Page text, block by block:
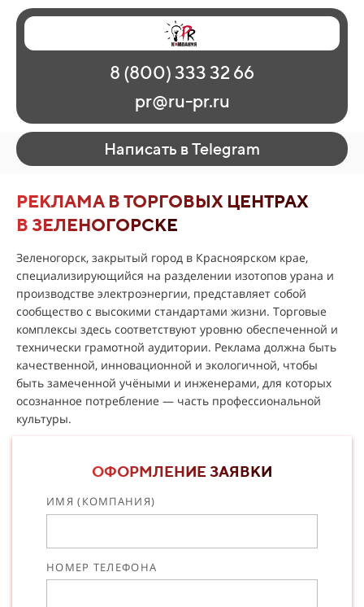
Главная
Наши работы
О рекламе
Регионы
Контакты
8 (800) 333 32 66
pr@ru-pr.ru
Написать в Telegram
РЕКЛАМА В ТОРГОВЫХ ЦЕНТРАХ
В ЗЕЛЕНОГОРСКЕ
Зеленогорск, закрытый город в Красноярском крае,
специализирующийся на разделении изотопов урана и
производстве электроэнергии, представляет собой
сообщество с высокими стандартами жизни. Торговые
комплексы здесь соответствуют уровню обеспеченной и
технически грамотной аудитории. Реклама должна быть
качественной, инновационной и экологичной, чтобы
быть замеченной учёными и инженерами, для которых
осознанное потребление — часть профессиональной
культуры.
ОФОРМЛЕНИЕ ЗАЯВКИ
ИМЯ (КОМПАНИЯ)
НОМЕР ТЕЛЕФОНА